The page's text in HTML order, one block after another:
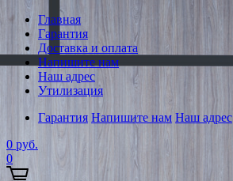
Главная
Гарантия
Доставка и оплата
Напишите нам
Наш адрес
Утилизация
Гарантия Напишите нам Наш адрес
0 руб.
0